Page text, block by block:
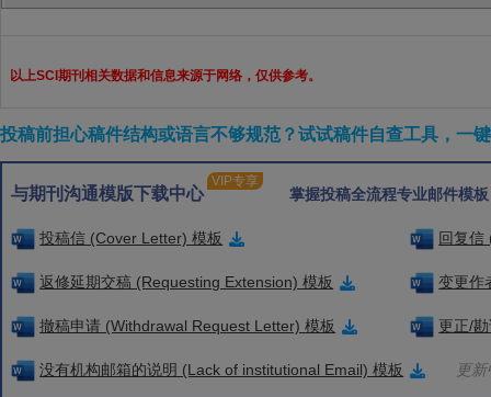
以上SCI期刊相关数据和信息来源于网络，仅供参考。
投稿前担心稿件结构或语言不够规范？试试稿件自查工具，一
与期刊沟通模版下载中心
VIP专享
掌握投稿全流程专业邮件模
投稿信 (Cover Letter) 模板 回复信
返修延期交稿 (Requesting Extension) 模板 变更作
撤稿申请 (Withdrawal Request Letter) 模板 更正/
没有机构邮箱的说明 (Lack of institutional Email) 模板 更